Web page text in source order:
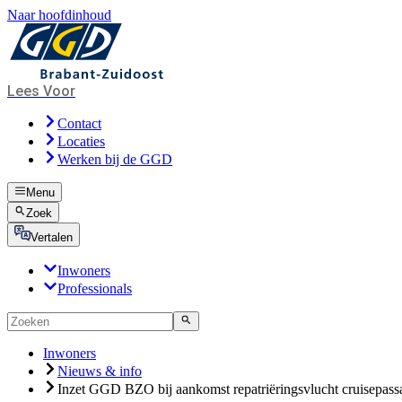
Naar hoofdinhoud
Lees Voor
Contact
Locaties
Werken bij de GGD
Menu
Zoek
Vertalen
Inwoners
Professionals
Inwoners
Nieuws & info
Inzet GGD BZO bij aankomst repatriëringsvlucht